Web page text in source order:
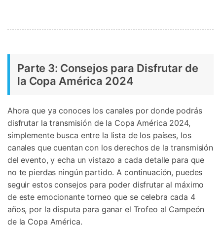
Parte 3: Consejos para Disfrutar de
la Copa América 2024
Ahora que ya conoces los canales por donde podrás
disfrutar la transmisión de la Copa América 2024,
simplemente busca entre la lista de los países, los
canales que cuentan con los derechos de la transmisión
del evento, y echa un vistazo a cada detalle para que
no te pierdas ningún partido. A continuación, puedes
seguir estos consejos para poder disfrutar al máximo
de este emocionante torneo que se celebra cada 4
años, por la disputa para ganar el Trofeo al Campeón
de la Copa América.